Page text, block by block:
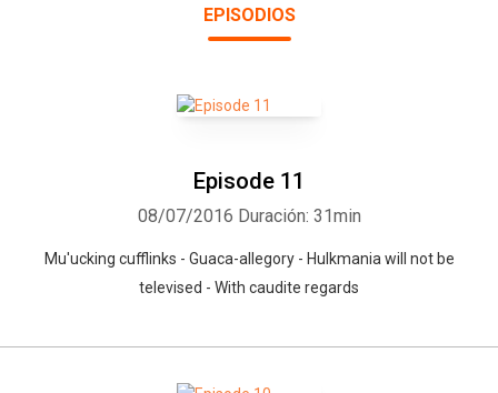
EPISODIOS
Episode 11
08/07/2016 Duración: 31min
Mu'ucking cufflinks - Guaca-allegory - Hulkmania will not be
televised - With caudite regards